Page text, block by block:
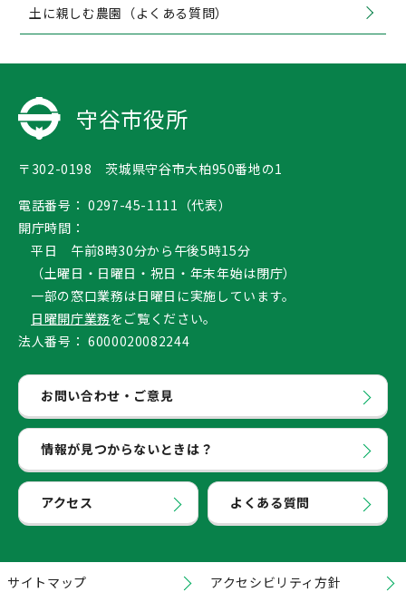
土に親しむ農園（よくある質問）
守谷市役所
〒302-0198 茨城県守谷市大柏950番地の1
電話番号： 0297-45-1111（代表）
開庁時間：
平日 午前8時30分から午後5時15分
（土曜日・日曜日・祝日・年末年始は閉庁）
一部の窓口業務は日曜日に実施しています。
日曜開庁業務をご覧ください。
法人番号： 6000020082244
お問い合わせ・ご意見
情報が見つからないときは？
アクセス よくある質問
サイトマップ アクセシビリティ方針